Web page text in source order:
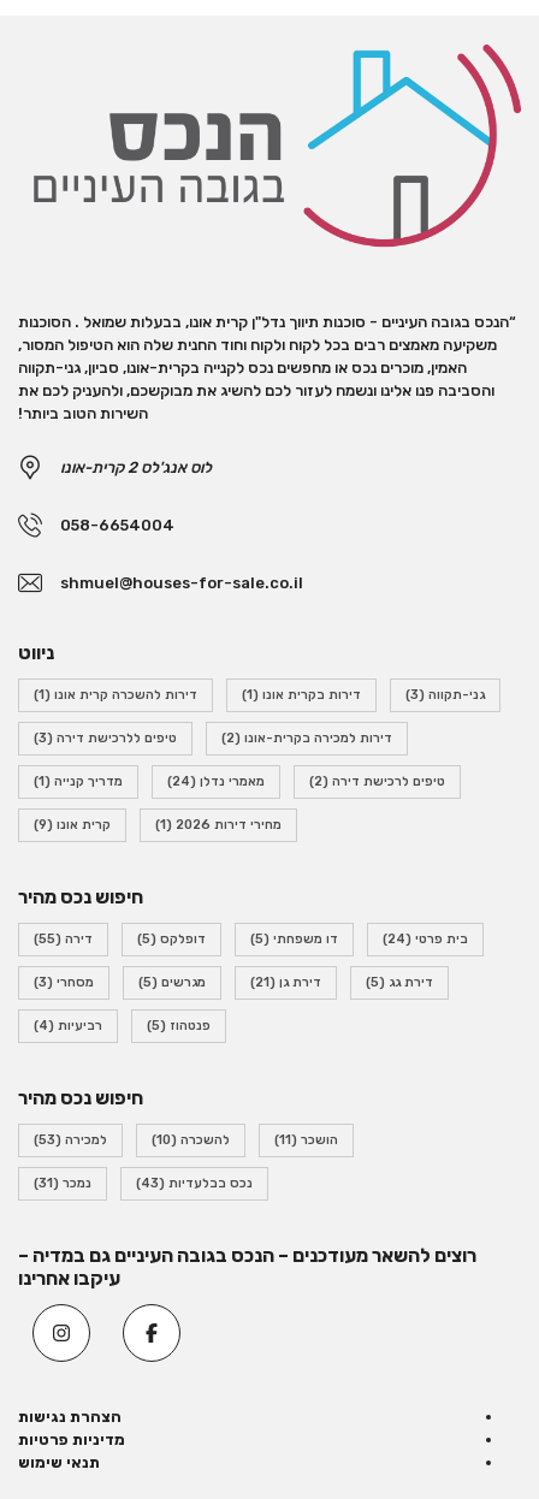
“הנכס בגובה העיניים - סוכנות תיווך נדל"ן קרית אונו, בבעלות שמואל . הסוכנות
משקיעה מאמצים רבים בכל לקוח ולקוח וחוד החנית שלה הוא הטיפול המסור,
האמין, מוכרים נכס או מחפשים נכס לקנייה בקרית-אונו, סביון, גני-תקווה
והסביבה פנו אלינו ונשמח לעזור לכם להשיג את מבוקשכם, ולהעניק לכם את
השירות הטוב ביותר!
לוס אנג'לס 2 קרית-אונו
058-6654004
shmuel@houses-for-sale.co.il
ניווט
גני-תקווה (3) דירות בקרית אונו (1) דירות להשכרה קרית אונו (1)
דירות למכירה בקרית-אונו (2) טיפים ללרכישת דירה (3)
טיפים לרכישת דירה (2) מאמרי נדלן (24) מדריך קנייה (1)
מחירי דירות 2026 (1) קרית אונו (9)
חיפוש נכס מהיר
בית פרטי (24) דו משפחתי (5) דופלקס (5) דירה (55)
דירת גג (5) דירת גן (21) מגרשים (5) מסחרי (3)
פנטהוז (5) רביעיות (4)
חיפוש נכס מהיר
הושכר (11) להשכרה (10) למכירה (53)
נכס בבלעדיות (43) נמכר (31)
רוצים להשאר מעודכנים – הנכס בגובה העיניים גם במדיה –
עיקבו אחרינו
הצהרת נגישות
מדיניות פרטיות
תנאי שימוש